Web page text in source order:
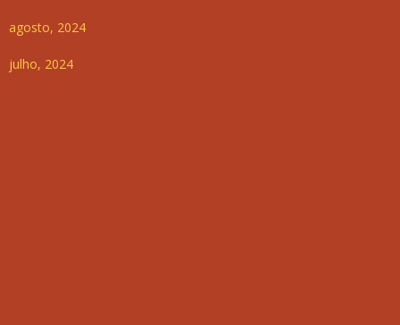
agosto, 2024
julho, 2024